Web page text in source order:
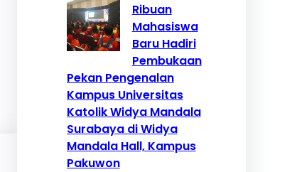
Ribuan
Mahasiswa
Baru Hadiri
Pembukaan
Pekan Pengenalan
Kampus Universitas
Katolik Widya Mandala
Surabaya di Widya
Mandala Hall, Kampus
Pakuwon